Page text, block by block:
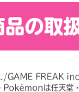
品の取
FREAK inc.
Pokémonは任天堂